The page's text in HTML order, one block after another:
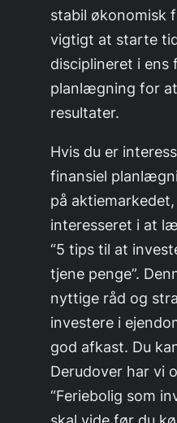
stabil økonomisk
vigtigt at starte
disciplineret i ens
planlægning for
resultater.
Hvis du er
finansiel
på
interesseret i at
“5 tips til at
tjene penge”.
nyttige råd og
investere i
god afkast. Du
Derudover har vi
“Feriebolig som